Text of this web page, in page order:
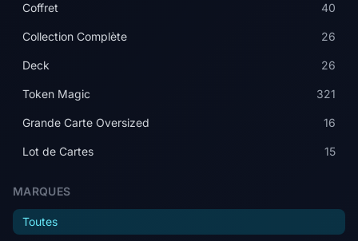
Coffret 40
Collection Complète 26
Deck 26
Token Magic 321
Grande Carte Oversized 16
Lot de Cartes 15
MARQUES
Toutes